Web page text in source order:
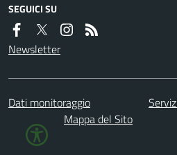
SEGUICI SU
Newsletter
Dati monitoraggio
Mappa del Sito